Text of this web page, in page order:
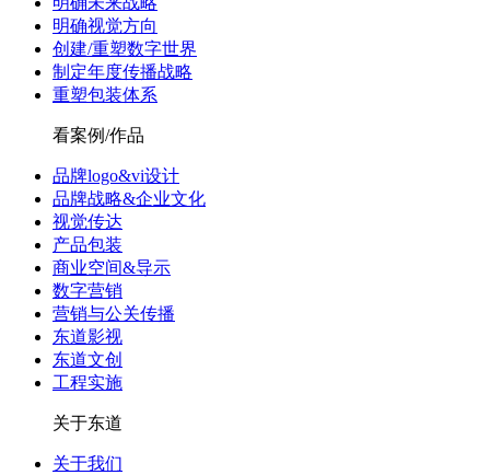
明确视觉方向
创建/重塑数字世界
制定年度传播战略
重塑包装体系
看案例/作品
品牌logo&vi设计
品牌战略&企业文化
视觉传达
产品包装
商业空间&导示
数字营销
营销与公关传播
东道影视
东道文创
工程实施
关于东道
关于我们